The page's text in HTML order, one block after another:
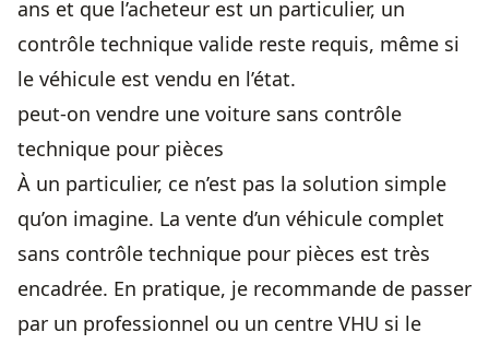
ans et que l’acheteur est un particulier, un
contrôle technique valide reste requis, même si
le véhicule est vendu en l’état.
peut-on vendre une voiture sans contrôle
technique pour pièces
À un particulier, ce n’est pas la solution simple
qu’on imagine. La vente d’un véhicule complet
sans contrôle technique pour pièces est très
encadrée. En pratique, je recommande de passer
par un professionnel ou un centre VHU si le